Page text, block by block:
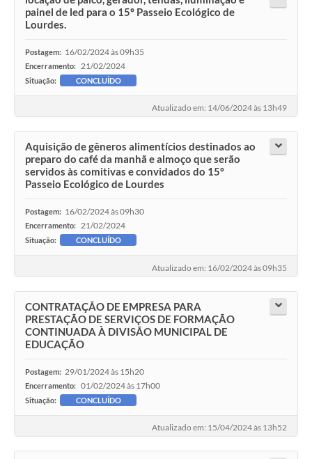
painel de led para o 15º Passeio Ecológico de
Lourdes.
Postagem: 16/02/2024 às 09h35
Encerramento: 21/02/2024
Situação: CONCLUÍDO
Atualizado em: 14/06/2024 às 13h49
Aquisição de gêneros alimentícios destinados ao
preparo do café da manhã e almoço que serão
servidos às comitivas e convidados do 15º
Passeio Ecológico de Lourdes
Postagem: 16/02/2024 às 09h30
Encerramento: 21/02/2024
Situação: CONCLUÍDO
Atualizado em: 16/02/2024 às 09h35
CONTRATAÇÃO DE EMPRESA PARA
PRESTAÇÃO DE SERVIÇOS DE FORMAÇÃO
CONTINUADA À DIVISÃO MUNICIPAL DE
EDUCAÇÃO
Postagem: 29/01/2024 às 15h20
Encerramento: 01/02/2024 às 17h00
Situação: CONCLUÍDO
Atualizado em: 15/04/2024 às 13h52